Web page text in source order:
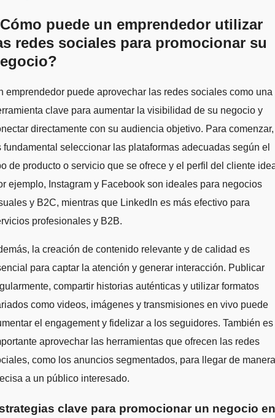
puede un emprendedor utilizar
redes sociales para promocionar su
clave para aumentar la visibilidad de su negocio y
directamente con su audiencia objetivo. Para comenzar,
fundamental seleccionar las plataformas adecuadas según el
de producto o servicio que se ofrece y el perfil del cliente
ejemplo, Instagram y Facebook son ideales para negocios
y B2C, mientras que LinkedIn es más efectivo para
profesionales y B2B.
la creación de contenido relevante y de calidad es
para captar la atención y generar interacción. Publicar
compartir historias auténticas y utilizar formatos
como videos, imágenes y transmisiones en vivo puede
el engagement y fidelizar a los seguidores. También es
aprovechar las herramientas que ofrecen las redes
como los anuncios segmentados, para llegar de manera
a un público interesado.
clave para promocionar un negocio en